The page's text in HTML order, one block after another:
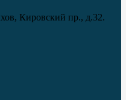
Кировский пр., д.32.